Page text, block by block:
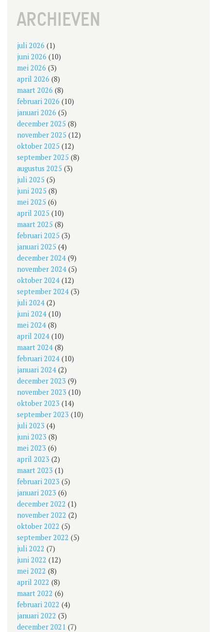
NAVIGATION
ARCHIEVEN
juli 2026 (1)
juni 2026 (10)
mei 2026 (3)
april 2026 (8)
maart 2026 (8)
februari 2026 (10)
januari 2026 (5)
december 2025 (8)
november 2025 (12)
oktober 2025 (12)
september 2025 (8)
augustus 2025 (3)
juli 2025 (5)
juni 2025 (8)
mei 2025 (6)
april 2025 (10)
maart 2025 (8)
februari 2025 (3)
januari 2025 (4)
december 2024 (9)
november 2024 (5)
oktober 2024 (12)
september 2024 (3)
juli 2024 (2)
juni 2024 (10)
mei 2024 (8)
april 2024 (10)
maart 2024 (8)
februari 2024 (10)
januari 2024 (2)
december 2023 (9)
november 2023 (10)
oktober 2023 (14)
september 2023 (10)
juli 2023 (4)
juni 2023 (8)
mei 2023 (6)
april 2023 (2)
maart 2023 (1)
februari 2023 (5)
januari 2023 (6)
december 2022 (1)
november 2022 (2)
oktober 2022 (5)
september 2022 (5)
juli 2022 (7)
juni 2022 (12)
mei 2022 (8)
april 2022 (8)
maart 2022 (6)
februari 2022 (4)
januari 2022 (3)
december 2021 (7)